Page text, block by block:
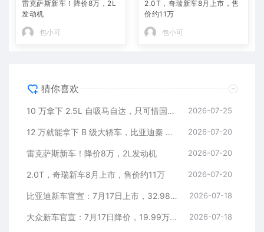
雷克萨斯新车！降价8万，2L
发动机
包小可
2.0T，奇瑞新车8月上市，售
价约11万
包小可
猜你喜欢
10 万拿下 2.5L 自吸马自达，只可惜国内暂时没份 2026-07-25
12 万就能拿下 B 级大轿车，比亚迪秦 MAX 直接打乱合资定价逻辑 2026-07-20
雷克萨斯新车！降价8万，2L发动机 2026-07-20
2.0T，奇瑞新车8月上市，售价约11万 2026-07-20
比亚迪新车官宣：7月17日上市，32.98万元 2026-07-18
大众新车官宣：7月17日降价，19.99万元起 2026-07-18